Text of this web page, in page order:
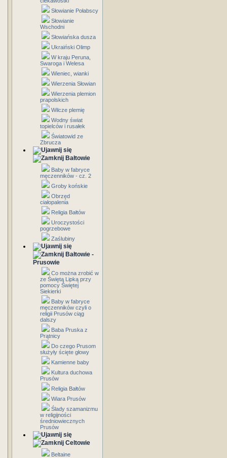
Słowianie Połabscy
Słowianie
Wschodni
Słowiańska dusza
Ukraiński Olimp
W kraju Peruna,
Swaroga i Welesa
Wieniec, wianki
Wierzenia Słowian
Wierzenia plemion
prapolskich
Wilcze plemię
Wodny świat
topielców i rusałek
Światowid ze
Zbrucza
Bałtowie
Baby w fabryce
męczenników - cz. 2
Groby końskie
Obrzęd
ciałopalenia
Religia Bałtów
Uroczystości
pogrzebowe
Zaślubiny
Bałtowie -
Prusowie
Co można zrobić w
ze Świętą Lipką przy
pomocy Świętej
Siekierki
Baby w fabryce
męczenników czyli o
religii Prusów ciąg
dalszy
Baba Pruska z
Prątnicy
Do czego Prusom
służyły ścięte głowy
Kamienne baby
Kultura duchowa
Prusów
Religia Bałtów
Wiara Prusów
Ślady szamanizmu
w religijności
średniowiecznych
Prusów
Celtowie
Beltaine